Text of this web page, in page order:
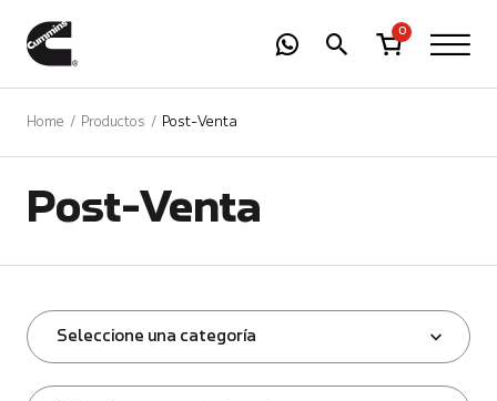
0
Home Productos Post-Venta
Post-Venta
Seleccione una categoría